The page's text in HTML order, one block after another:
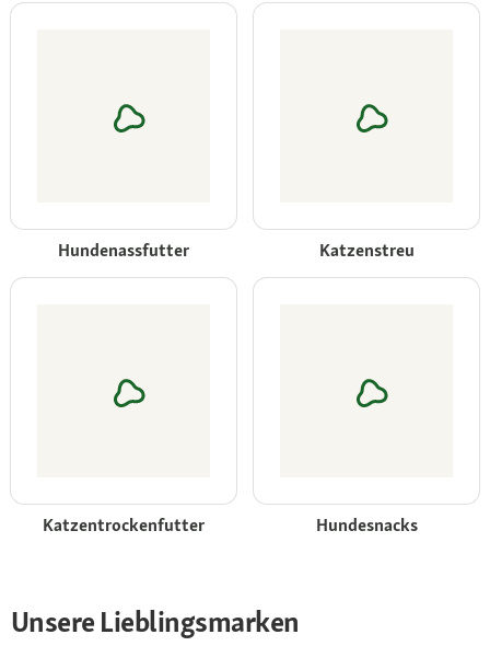
Hundenassfutter Katzenstreu
Katzentrockenfutter Hundesnacks
Unsere Lieblingsmarken